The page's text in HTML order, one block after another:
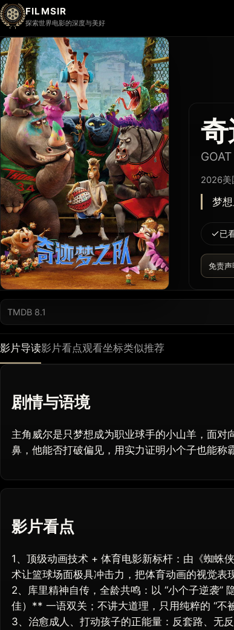
FILMSIR
探索世界电影的深度与美好
GOAT
2026美
梦
已
免责声
TMDB 8.1
影片导读影片看点观看坐标类似推荐
剧情与语境
主角威尔是只梦想成为职业球手的小山羊，面
鼻，他能否打破偏见，用实力证明小个子也能称
影片看点
1、顶级动画技术 + 体育电影新标杆：由《蜘蛛
术让篮球场面极具冲击力，把体育动画的视觉表
2、库里精神自传，全龄共鸣：以 “小个子逆袭”
佳）** 一语双关；不讲大道理，只用纯粹的 “不
3、治愈成人、打动孩子的正能量：反套路、无